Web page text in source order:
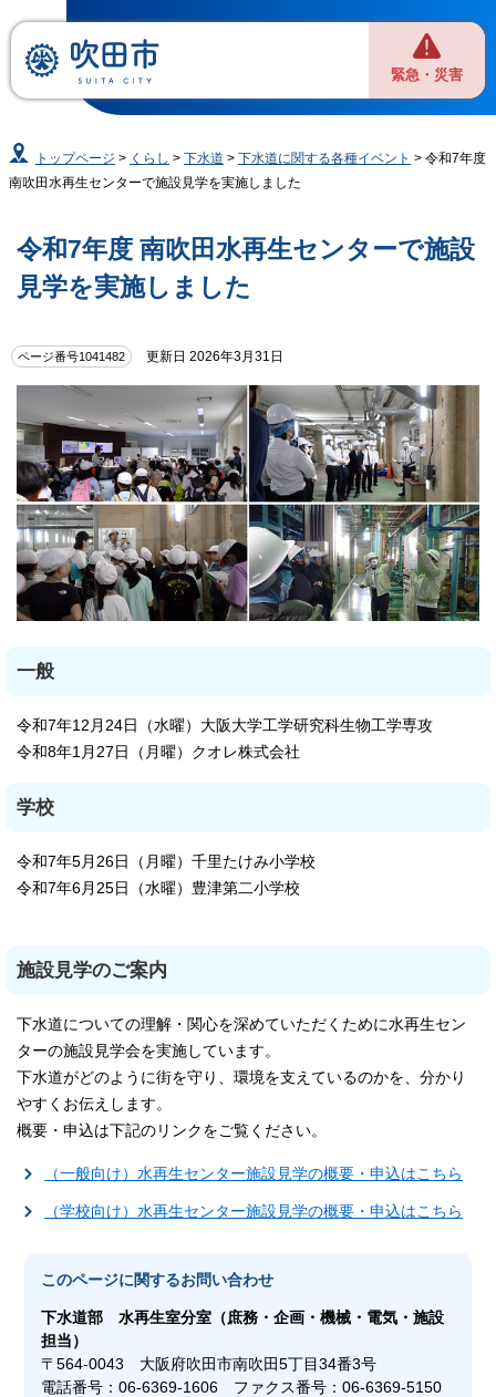
緊急・災害
トップページ > くらし >下水道 >下水道に関する各種イベント > 令和7年度
南吹田水再生センターで施設見学を実施しました
令和7年度 南吹田水再生センターで施設
見学を実施しました
ページ番号1041482 更新日 2026年3月31日
一般
令和7年12月24日（水曜）大阪大学工学研究科生物工学専攻
令和8年1月27日（月曜）クオレ株式会社
学校
令和7年5月26日（月曜）千里たけみ小学校
令和7年6月25日（水曜）豊津第二小学校
施設見学のご案内
下水道についての理解・関心を深めていただくために水再生セン
ターの施設見学会を実施しています。
下水道がどのように街を守り、環境を支えているのかを、分かり
やすくお伝えします。
概要・申込は下記のリンクをご覧ください。
（一般向け）水再生センター施設見学の概要・申込はこちら
（学校向け）水再生センター施設見学の概要・申込はこちら
このページに関するお問い合わせ
下水道部水再生室分室（庶務・企画・機械・電気・施設
担当）
〒564-0043 大阪府吹田市南吹田5丁目34番3号
電話番号：06-6369-1606 ファクス番号：06-6369-5150